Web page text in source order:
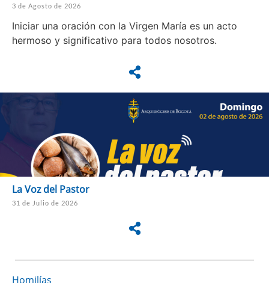
3 de Agosto de 2026
Iniciar una oración con la Virgen María es un acto
hermoso y significativo para todos nosotros.
La Voz del Pastor
31 de Julio de 2026
Homilías